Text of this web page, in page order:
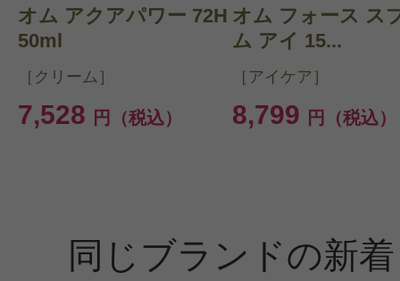
オム アクアパワー 72H
50ml
［クリーム］
7,528 円（税込）
オム フォース ス
ム アイ 15...
［アイケア］
8,799 円（税込）
同じブランドの新